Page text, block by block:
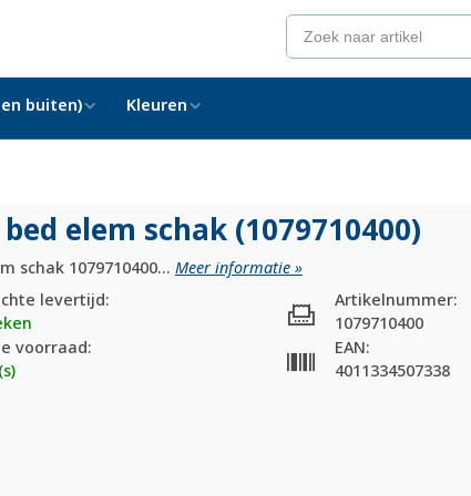
buiten) Kleuren
elem schak (1079710400)
schak 1079710400... Meer informatie »
levertijd:
voorraad:
Artikelnummer:
1079710400
EAN:
4011334507338